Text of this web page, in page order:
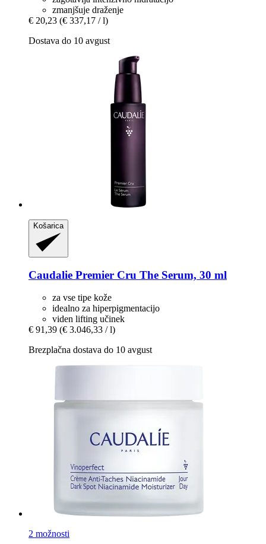
zmanjšuje draženje
€ 20,23 (€ 337,17 / l)
Dostava do 10 avgust
Košarica
Caudalie Premier Cru The Serum, 30 ml
za vse tipe kože
idealno za hiperpigmentacijo
viden lifting učinek
€ 91,39 (€ 3.046,33 / l)
Brezplačna dostava do 10 avgust
2 možnosti